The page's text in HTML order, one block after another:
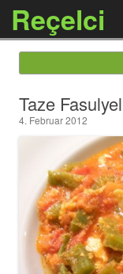
Reçelci
Taze
4. Februar 2012